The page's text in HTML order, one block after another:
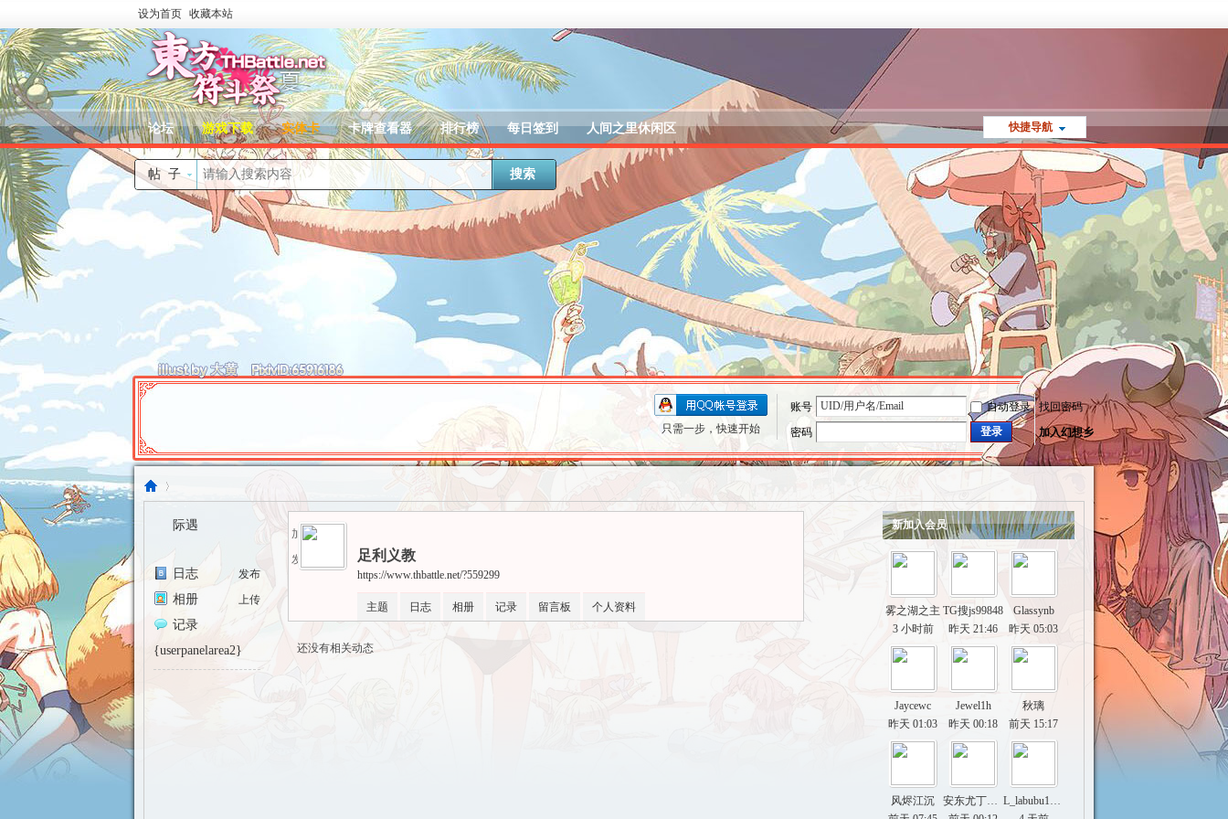
设为首页 收藏本站
账号 自动登录
找回密码
密码
登录 加入幻想乡
只需一步，快速开始
快捷导航
论坛 游戏下载 实体卡 卡牌查看器 排行榜 每日签到 人间之里休闲区
帖子 搜索
›
际遇
发布
日志
上传
相册
记录
{userpanelarea2}
新加入会员
雾之湖之主
3 小时前
TG搜js99848
昨天 21:46
Glassynb
昨天 05:03
Jaycewc
昨天 01:03
Jewel1h
昨天 00:18
秋璃
前天 15:17
风烬江沉
安东尤丁才夫
L_labubu114514
加为好友
发送消息
足利义教
https://www.thbattle.net/?559299
主题 日志 相册 记录 留言板 个人资料
还没有相关动态